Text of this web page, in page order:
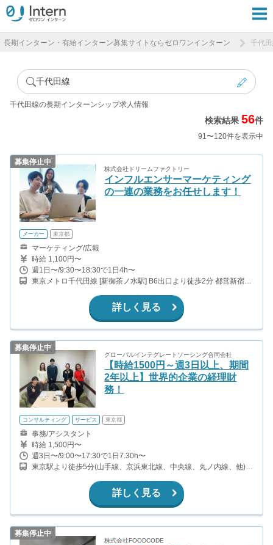
長期インターン・有給インターン募集サイトならゼロワンインターン 千代
千代田線
千代田線の長期インターンシップ求人情報
検索結果56件
91〜120件を表示中
募集停止中
株式会社ドリームファクトリー
インフルエンサーマーケティング
の一連の業務をお任せします！
メーカー 東京都
マーケティング/広報
時給 1,100円〜
週1日〜/9:30〜18:30で1日4h〜
東京メトロ千代田線 [新御茶ノ水駅] B6出口より徒歩2分 都営新宿線
り徒歩8分 JR線 [神田駅] 西口より徒歩7分
詳しく見る
募集停止中
グローバルインテグレートソーシング合同会社
【時給1500円～週3日以上、期間
2年以上】世界的企業の経理財
務！
コンサルティング サービス 東京都
事務/アシスタント
時給 1,500円〜
週3日〜/9:00〜17:30で1日7.30h〜
東京駅より徒歩5分(山手線、京浜東北線、中央線、丸ノ内線、他)
詳しく見る
募集停止中
株式会社FOODCODE